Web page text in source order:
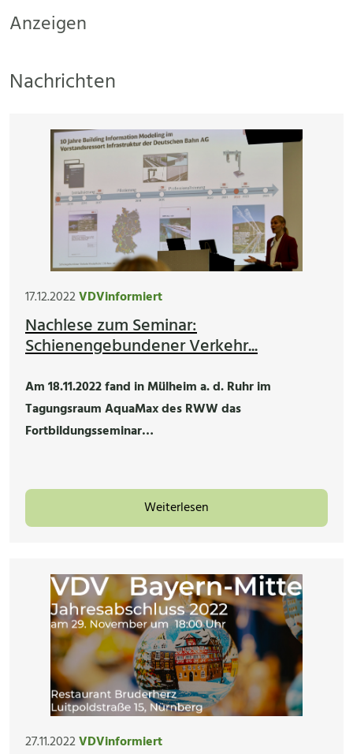
Anzeigen
Nachrichten
17.12.2022VDVinformiert
Nachlese zum Seminar:
Schienengebundener Verkehr...
Am 18.11.2022 fand in Mülheim a. d. Ruhr im
Tagungsraum AquaMax des RWW das
Fortbildungsseminar…
Weiterlesen
27.11.2022VDVinformiert